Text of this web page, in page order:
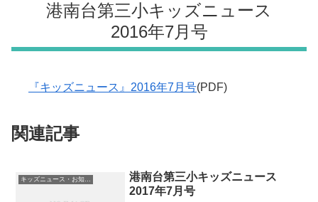
港南台第三小キッズニュース
2016年7月号
『キッズニュース』2016年7月号(PDF)
関連記事
キッズニュース・お知らせ
港南台第三小キッズニュース
2017年7月号